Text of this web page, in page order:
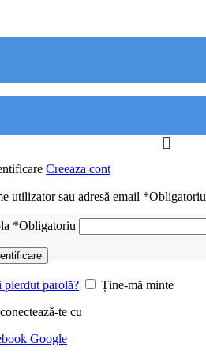
Creeaza cont
utilizator sau adresă email *Obligatoriu
*Obligatoriu
pierdut parolă?
Ține-mă minte
te cu
Google